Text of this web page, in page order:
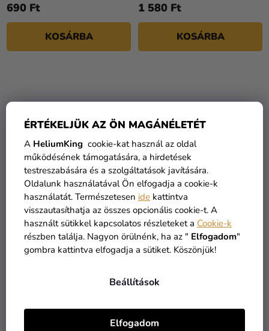
ÉRTÉKELJÜK AZ ÖN MAGÁNÉLETÉT
A HeliumKing cookie-kat használ az oldal
működésének támogatására, a hirdetések
testreszabására és a szolgáltatások javítására.
Oldalunk használatával Ön elfogadja a cookie-k
használatát. Természetesen ide kattintva
visszautasíthatja az összes opcionális cookie-t. A
használt sütikkel kapcsolatos részleteket a Cookie-k
részben találja. Nagyon örülnénk, ha az " Elfogadom"
gombra kattintva elfogadja a sütiket. Köszönjük!
Beállítások
Elfogadom
690 Ft
KOSÁRBA
1 580 Ft
KOSÁRBA
Meleg rózsaszín metál
lufi 26 cm
A
termék
átlagos
értékelése
5-
ből
45 Ft
Metál kék lufi 13 cm
50 Ft